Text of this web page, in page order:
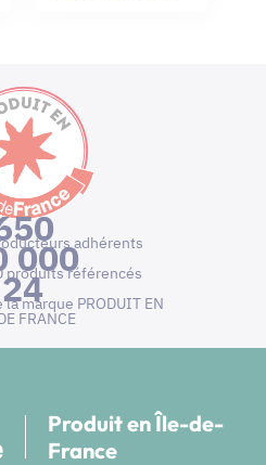
adhérents
000
produits référencés
24
marque PRODUIT EN
FRANCE
Produit en Île-de-
France